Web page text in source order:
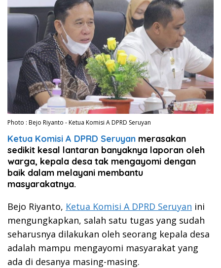
Photo : Bejo Riyanto - Ketua Komisi A DPRD Seruyan
Ketua Komisi A DPRD Seruyan merasakan
sedikit kesal lantaran banyaknya laporan oleh
warga, kepala desa tak mengayomi dengan
baik dalam melayani membantu
masyarakatnya.
Bejo Riyanto, Ketua Komisi A DPRD Seruyan ini
mengungkapkan, salah satu tugas yang sudah
seharusnya dilakukan oleh seorang kepala desa
adalah mampu mengayomi masyarakat yang
ada di desanya masing-masing.